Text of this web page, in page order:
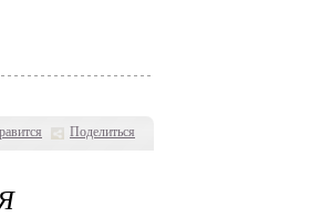
Поделиться